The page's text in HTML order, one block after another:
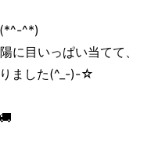
^*)
に目いっぱい当てて、
ました(^_-)-☆